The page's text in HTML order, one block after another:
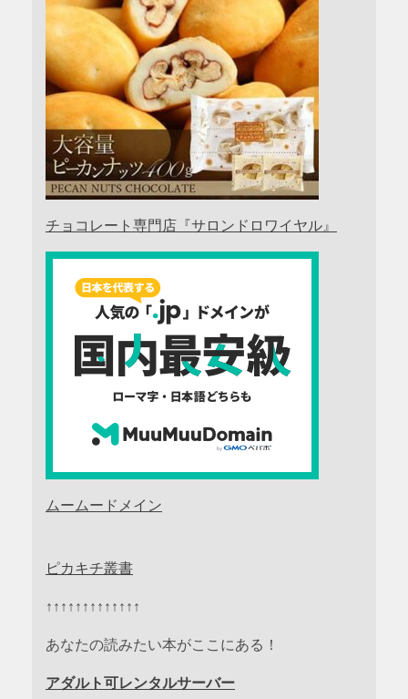
チョコレート専門店『サロンドロワイヤル』
ムームードメイン
ピカキチ叢書
↑↑↑↑↑↑↑↑↑↑↑↑↑
あなたの読みたい本がここにある！
アダルト可レンタルサーバー